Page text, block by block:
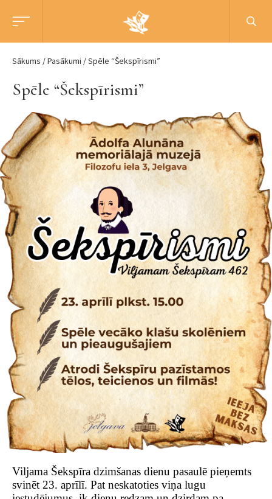
Sākums Pasākumi Spēle “Šekspīrismi”
Spēle “Šekspīrismi”
Viljama Šekspīra dzimšanas dienu pasaulē pieņemts
svinēt 23. aprīlī. Pat neskatoties viņa lugu